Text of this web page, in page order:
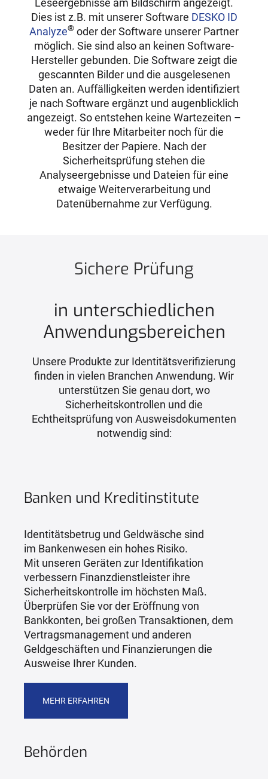
Leseergebnisse am Bildschirm angezeigt.
Dies ist z.B. mit unserer Software DESKO ID
Analyze® oder der Software unserer Partner
möglich. Sie sind also an keinen Software-
Hersteller gebunden. Die Software zeigt die
gescannten Bilder und die ausgelesenen
Daten an. Auffälligkeiten werden identifiziert
je nach Software ergänzt und augenblicklich
angezeigt. So entstehen keine Wartezeiten –
weder für Ihre Mitarbeiter noch für die
Besitzer der Papiere. Nach der
Sicherheitsprüfung stehen die
Analyseergebnisse und Dateien für eine
etwaige Weiterverarbeitung und
Datenübernahme zur Verfügung.
Sichere Prüfung
in unterschiedlichen
Anwendungsbereichen
Unsere Produkte zur Identitätsverifizierung
finden in vielen Branchen Anwendung. Wir
unterstützen Sie genau dort, wo
Sicherheitskontrollen und die
Echtheitsprüfung von Ausweisdokumenten
notwendig sind:
Banken und Kreditinstitute
Identitätsbetrug und Geldwäsche sind
im Bankenwesen ein hohes Risiko.
Mit unseren Geräten zur Identifikation
verbessern Finanzdienstleister ihre
Sicherheitskontrolle im höchsten Maß.
Überprüfen Sie vor der Eröffnung von
Bankkonten, bei großen Transaktionen, dem
Vertragsmanagement und anderen
Geldgeschäften und Finanzierungen die
Ausweise Ihrer Kunden.
MEHR ERFAHREN
Behörden